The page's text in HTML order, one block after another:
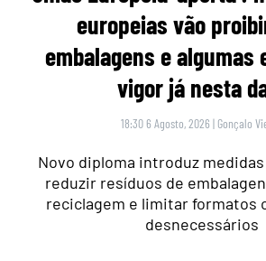
europeias vão
embalagens e algumas
vigor já nesta
18:30 6 Agosto, 2026 | Gonçalo
Novo diploma introduz
reduzir resíduos de
reciclagem e limitar formatos
desnecessários